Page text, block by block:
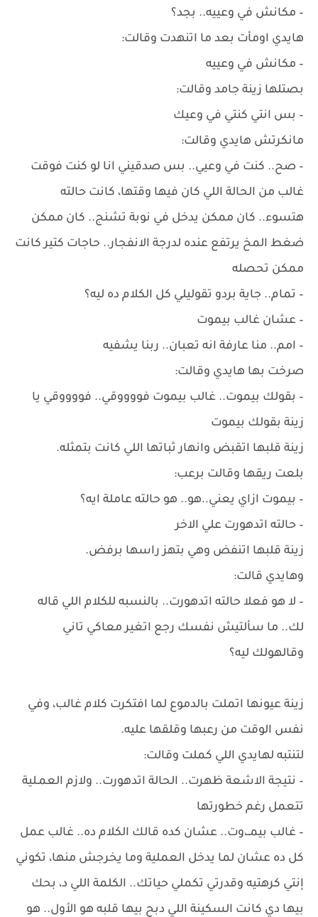
– مكانش في وعييه.. بجد؟
هايدي اومأت بعد ما اتنهدت وقالت:
– مكانش في وعييه
بصتلها زينة جامد وقالت:
– بس انتي كنتي في وعيك
مانكرتش هايدي وقالت:
– صح.. كنت في وعيي.. بس صدقيني انا لو كنت فوقت
غالب من الحالة اللي كان فيها وقتها، كانت حالته
هتسوء.. كان ممكن يدخل في نوبة تشنج.. كان ممكن
ضغط المخ يرتفع عنده لدرجة الانفجار.. حاجات كتير كانت
ممكن تحصله
– تمام.. جاية بردو تقوليلي كل الكلام ده ليه؟
– عشان غالب بيموت
– امم.. منا عارفة انه تعبان.. ربنا يشفيه
صرخت بها هايدي وقالت:
– بقولك بيموت.. غالب بيموت فووووقي.. فووووقي يا
زينة بقولك بيموت
زينة قلبها اتقبض وانهار ثباتها اللي كانت بتمثله.
بلعت ريقها وقالت برعب:
– بيموت ازاي يعني..هو.. هو حالته عاملة ايه؟
– حالته اتدهورت علي الاخر
زينة قلبها اتنفض وهي بتهز راسها برفض.
وهايدي قالت:
– لا هو فعلا حالته اتدهورت.. بالنسبه للكلام اللي قاله
لك.. ما سألتيش نفسك رجع اتغير معاكي تاني
وقالهولك ليه؟
زينة عيونها اتملت بالدموع لما افتكرت كلام غالب، وفي
نفس الوقت من رعبها وقلقها عليه.
لتنتبه لهايدي اللي كملت وقالت:
– نتيجة الاشعة ظهرت.. الحالة اتدهورت.. ولازم العمـلية
تتعمل رغم خطورتها
– غالب بيمــ،وت.. عشان كده قالك الكلام ده.. غالب عمل
كل ده عشان لما يدخل العملية وما يخرجش منها، تكوني
إنتي كرهتيه وقدرتي تكملي حياتك.. الكلمة اللي د، بحك
بيها دي كانت السكينة اللي دبح بيها قلبه هو الأول.. هو